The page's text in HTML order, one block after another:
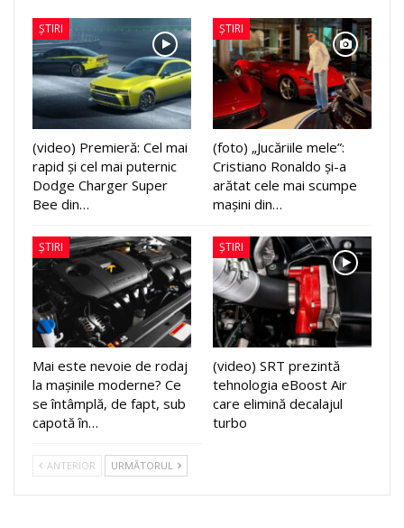
ȘTIRI
(video) Premieră: Cel mai
rapid și cel mai puternic
Dodge Charger Super
Bee din…
ȘTIRI
(foto) „Jucăriile mele”:
Cristiano Ronaldo și-a
arătat cele mai scumpe
mașini din…
ȘTIRI
Mai este nevoie de rodaj
la mașinile moderne? Ce
se întâmplă, de fapt, sub
capotă în…
ȘTIRI
(video) SRT prezintă
tehnologia eBoost Air
care elimină decalajul
turbo
ANTERIOR URMĂTORUL